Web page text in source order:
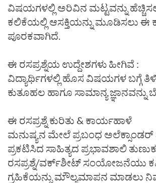
ವಿಷಯಗಳಲ್ಲಿ ಅರಿವಿನ ಮಟ್ಟವನ್ನು
ಕಲಿಕೆಯಲ್ಲಿ ಆಸಕ್ತಿಯನ್ನು ಮೂಡಿಸಲು ಈ
ಪೂರಕವಾಗಿದೆ.
ಈ ರಸಪ್ರಶ್ನೆಯ ಉದ್ದೇಶಗಳು ಹೀಗಿವೆ :
ವಿದ್ಯಾರ್ಥಿಗಳಲ್ಲಿ ಹೊಸ ವಿಷಯಗಳ ಬಗ್ಗೆ
ಕುತೂಹಲ ಹಾಗೂ ಸಾಮಾನ್ಯ ಜ್ಞಾನವನ್ನು
ಈ ರಸಪ್ರಶ್ನೆ ಕುರಿತು & ಕಾರ್ಯಹಾಳೆ
ಮನುಷ್ಯನ ಮೇಲೆ ಪ್ರಬಂಧ
ಪ್ರಕಟಿಸಿದ ಸಾಹಿತ್ಯದ ಪ್ರಭಾವಶಾಲಿ
ರಸಪ್ರಶ್ನೆ/ವರ್ಕ್‌ಶೀಟ್ ಸಂಯೋಜನೆಯು
ಗ್ರಹಿಕೆಯನ್ನು ಮೌಲ್ಯಮಾಪನ ಮಾಡಲು